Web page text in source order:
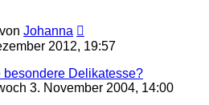
von Johanna
2012, 19:57
Delikatesse?
3. November 2004, 14:00